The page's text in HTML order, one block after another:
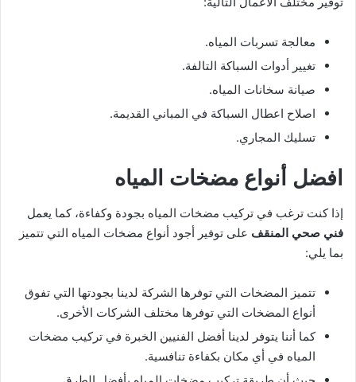
معالجة تسربات المياه.
تغيير أدوات السباكة التالفة.
صيانة سخانات المياه.
اصلاح اعطال السباكة في المباني القديمة.
تسليك المجاري.
افضل أنواع مضخات المياه
إذا كنت ترغب في تركيب مضخات المياه بجودة وكفاءة، كما يعمل
فني صحي المنقف على توفير أجود أنواع مضخات المياه التي تتميز
بما يلي:
تتميز المضخات التي توفرها الشركة لدينا بجودتها التي تفوق
أنواع المضخات التي توفرها مختلف الشركات الأخرى.
كما أننا يتوفر لدينا أفضل الفنيين الخبرة في تركيب مضخات
المياه في أي مكان بكفاءة تنافسية.